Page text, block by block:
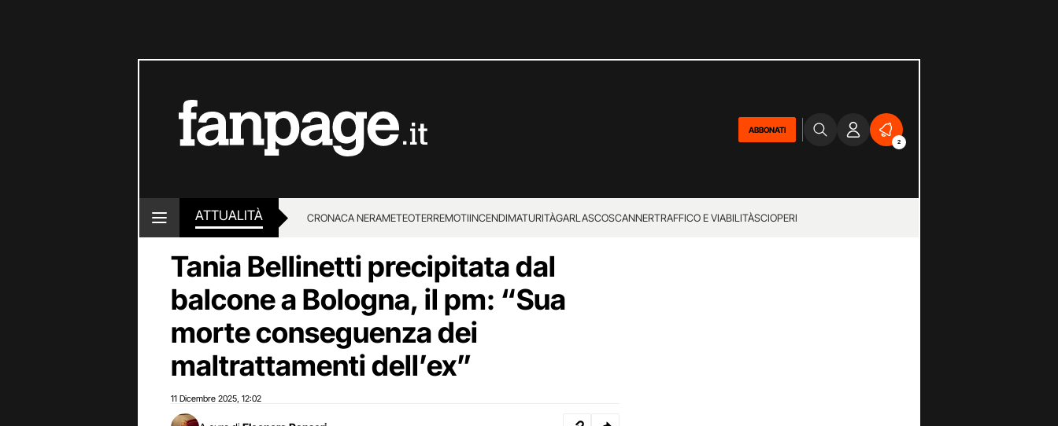
ABBONATI
2
ATTUALITÀ CRONACA NERAMETEOTERREMOTIINCENDIMATURITÀGARLASCOSCANNERTRAFFICO E VIABILITÀSCIOPERI
LOTTO E SUPERENALOTTO
Tania Bellinetti precipitata dal
balcone a Bologna, il pm: “Sua
morte conseguenza dei
maltrattamenti dell’ex”
11 Dicembre 2025 12:02